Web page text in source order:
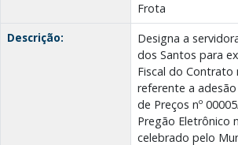
Frota
Descrição:
Designa a
dos Santos para
Fiscal do Contrato
referente a
de Preços nº
Pregão Eletrônico
celebrado pelo